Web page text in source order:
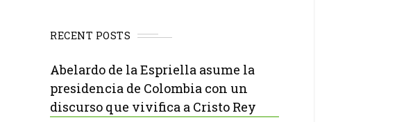
RECENT POSTS
Abelardo de la Espriella asume la
presidencia de Colombia con un
discurso que vivifica a Cristo Rey